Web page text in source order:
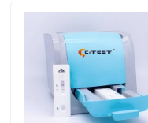
Sobre nós
Excursão da fábrica